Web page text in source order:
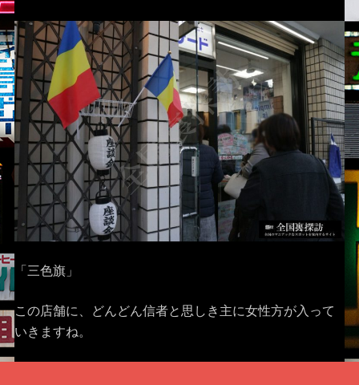
「三色旗」
この店舗に、どんどん信者と思しき主に女性方が入って
いきますね。